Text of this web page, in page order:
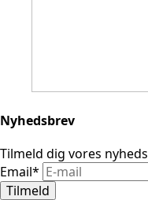
Nyhedsbrev
Tilmeld dig vores
Email*
Tilmeld